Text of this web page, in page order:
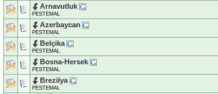
Arnavutluk
PESTEMAL
Azerbaycan
PESTEMAL
Belçika
PESTEMAL
Bosna-Hersek
PESTEMAL
Brezilya
PESTEMAL